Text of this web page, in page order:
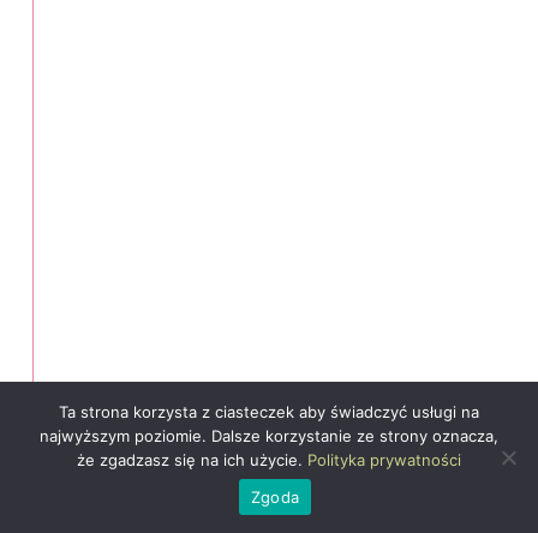
Ta strona korzysta z ciasteczek aby świadczyć usługi na
najwyższym poziomie. Dalsze korzystanie ze strony oznacza,
że zgadzasz się na ich użycie. Polityka prywatności
Zgoda